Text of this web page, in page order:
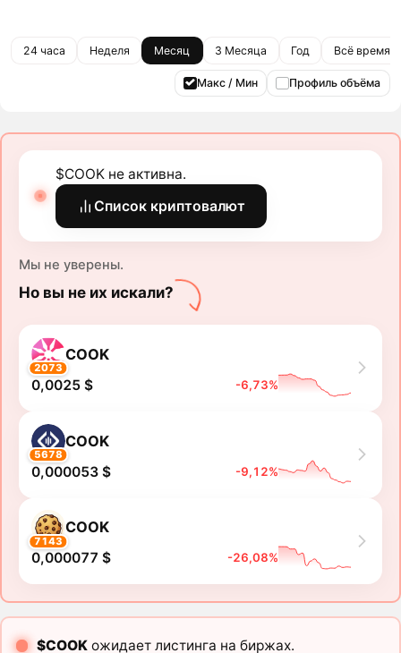
24 часа Неделя Месяц 3 Месяца Год Всё время
Макс / Мин Профиль объёма
$COOK не активна.
Список криптовалют
Мы не уверены.
Но вы не их искали?
2073
COOK
0,0025 $ -6,73%
5678
COOK
0,000053 $ -9,12%
7143
COOK
0,000077 $ -26,08%
$COOKожидает листинга на биржах.